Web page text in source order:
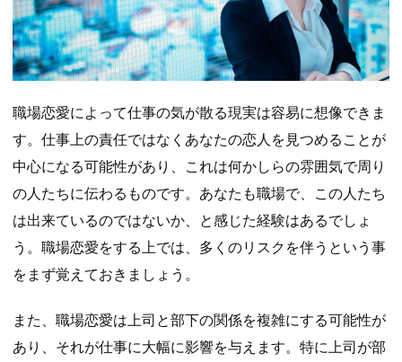
職場恋愛によって仕事の気が散る現実は容易に想像できま
す。仕事上の責任ではなくあなたの恋人を見つめることが
中心になる可能性があり、これは何かしらの雰囲気で周り
の人たちに伝わるものです。あなたも職場で、この人たち
は出来ているのではないか、と感じた経験はあるでしょ
う。職場恋愛をする上では、多くのリスクを伴うという事
をまず覚えておきましょう。
また、職場恋愛は上司と部下の関係を複雑にする可能性が
あり、それが仕事に大幅に影響を与えます。特に上司が部